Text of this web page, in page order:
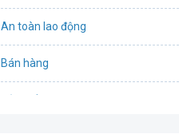
An toàn lao động
Bán hàng